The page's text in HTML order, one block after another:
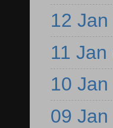
12 Jan
11 Jan
10 Jan
09 Jan